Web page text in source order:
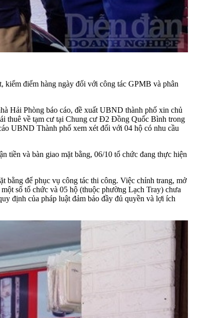
điểm hàng ngày đối với công tác GPMB và phân
Hải Phòng báo cáo, đề xuất UBND thành phố xin chủ
thuê về tạm cư tại Chung cư Đ2 Đồng Quốc Bình trong
UBND Thành phố xem xét đối với 04 hộ có nhu cầu
tiền và bàn giao mặt bằng, 06/10 tổ chức đang thực hiện
bằng để phục vụ công tác thi công. Việc chỉnh trang, mở
số tổ chức và 05 hộ (thuộc phường Lạch Tray) chưa
định của pháp luật đảm bảo đầy đủ quyền và lợi ích